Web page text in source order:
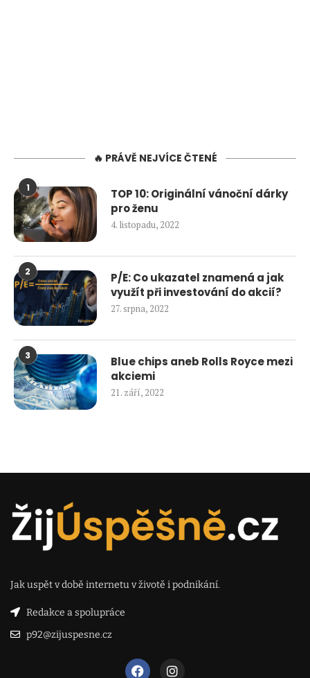
🔥 PRÁVĚ NEJVÍCE ČTENÉ
1
TOP 10: Originální vánoční dárky
pro ženu
4. listopadu, 2022
2
P/E: Co ukazatel znamená a jak
využít při investování do akcií?
27. srpna, 2022
3
Blue chips aneb Rolls Royce mezi
akciemi
21. září, 2022
Jak uspět v době internetu v životě i podnikání.
Redakce a spolupráce
p92@zijuspesne.cz